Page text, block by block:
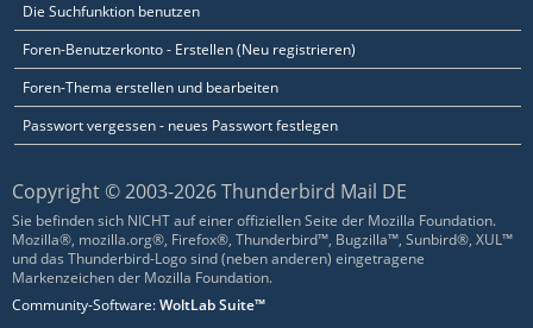
Die Suchfunktion benutzen
Foren-Benutzerkonto - Erstellen (Neu registrieren)
Foren-Thema erstellen und bearbeiten
Passwort vergessen - neues Passwort festlegen
Copyright © 2003-2026 Thunderbird Mail DE
Sie befinden sich NICHT auf einer offiziellen Seite der Mozilla Foundation.
Mozilla®, mozilla.org®, Firefox®, Thunderbird™, Bugzilla™, Sunbird®, XUL™
und das Thunderbird-Logo sind (neben anderen) eingetragene
Markenzeichen der Mozilla Foundation.
Community-Software:WoltLab Suite™